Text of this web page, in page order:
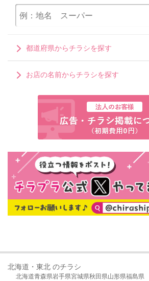
都道府県からチラシを探す
お店の名前からチラシを探す
北海道・東北 のチラシ
北海道青森県岩手県宮城県秋田県山形県福島県